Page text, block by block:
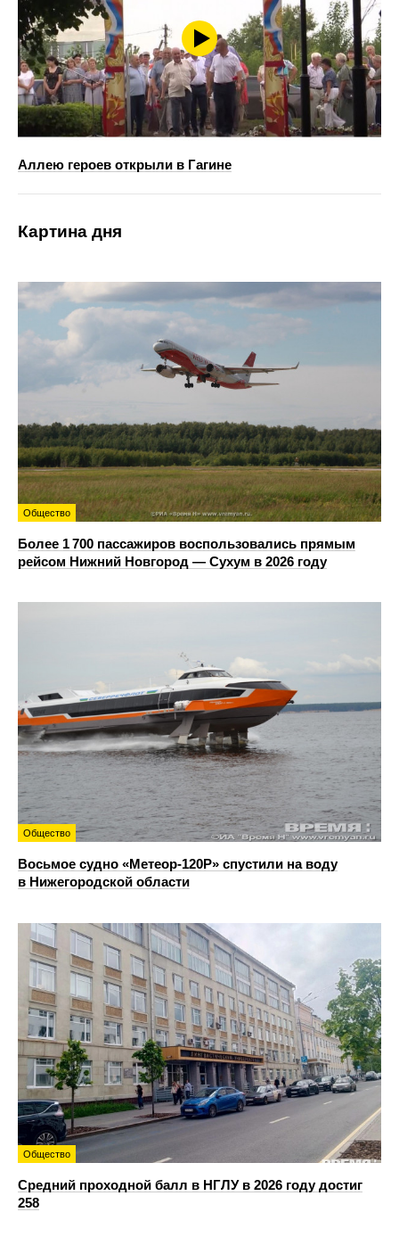
Аллею героев открыли в Гагине
Картина дня
Общество
Более 1 700 пассажиров воспользовались прямым
рейсом Нижний Новгород — Сухум в 2026 году
Общество
Восьмое судно «Метеор-120Р» спустили на воду
в Нижегородской области
Общество
Средний проходной балл в НГЛУ в 2026 году достиг
258